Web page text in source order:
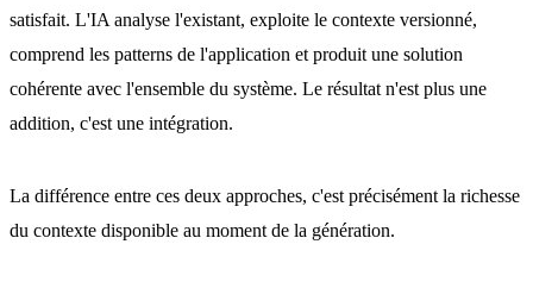
satisfait. L'IA analyse l'existant, exploite le contexte versionné,
comprend les patterns de l'application et produit une solution
cohérente avec l'ensemble du système. Le résultat n'est plus une
addition, c'est une intégration.
La différence entre ces deux approches, c'est précisément la richesse
du contexte disponible au moment de la génération.